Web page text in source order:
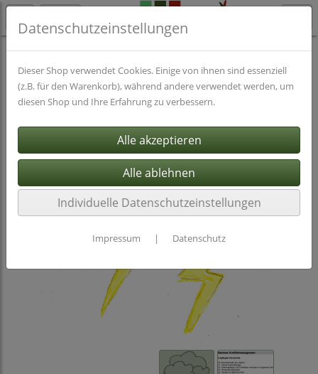
Seminare Säen
Datenschutzeinstellungen
Dieser Shop verwendet Cookies. Einige von ihnen sind essenziell
(z.B. für den Warenkorb), während andere verwendet werden, um
diesen Shop und Ihre Erfahrung zu verbessern.
Individuelle Datenschutzeinstellungen
Impressum | Datenschutz